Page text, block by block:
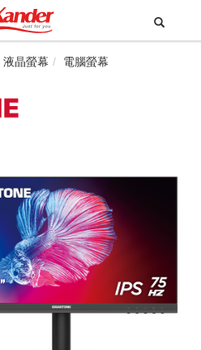
液晶螢幕 電腦螢幕